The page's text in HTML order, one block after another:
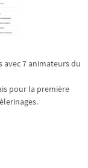
avec 7 animateurs du
pour la première